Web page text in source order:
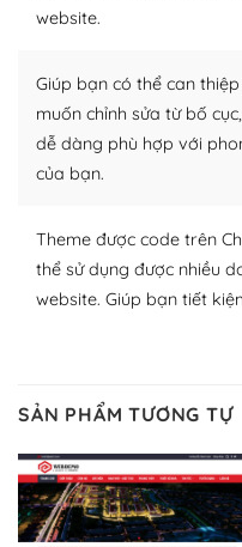
Nhờ lượng người dùng
thích chọn lựa plugin và
lập website của mình.
WordPress đa dạng
Với mọi Hosting bất kỳ
dàng thiết lập vì thực tế
trang web WordPress
Dễ dàng lựa chọn
– Bảo mật cực tốt
website.
Giúp bạn có thể can
muốn chỉnh sửa từ bố
dễ dàng phù hợp với
của bạn.
Theme được code trên
thể sử dụng được nhiều
website. Giúp bạn tiết
SẢN PHẨM TƯƠNG TỰ